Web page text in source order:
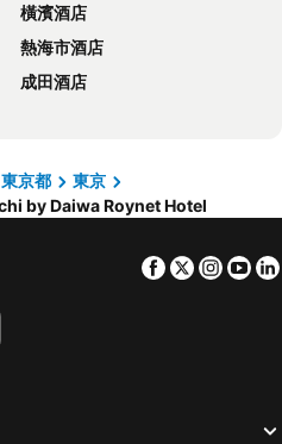
橫濱酒店
熱海市酒店
成田酒店
東京都
東京
by Daiwa Roynet Hotel
Facebook
Twitter